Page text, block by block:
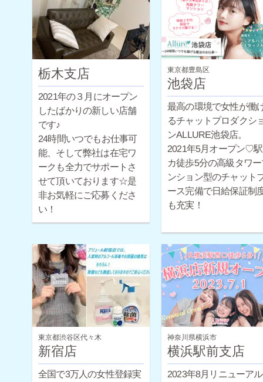
給保証制度も完備して
すので未経験の方でも
心ですよ♪経験豊富なス
ッフによるサポートや
性スタッフによる面談
可能です！
栃木支店
2021年の３月にオープン
したばかりの新しい店舗
です♪
24時間いつでもお仕事可
能、そして弊社は在宅ワ
ークも全力でサポートさ
せて頂いております☆是
非お気軽にご応募くださ
い！
東京都豊島区
池袋店
最高の環境で女性が働
るチャットプロダクシ
ンALLURE池袋店。
2021年5月オープン♡
カ徒歩5分の高級タワ
ンション型のチャット
ース完備で日給保証制
も充実！
東京都渋谷区代々木
新宿店
全国で3万人の女性登録実
神奈川県横浜市
横浜駅前支店
2023年8月リニューア